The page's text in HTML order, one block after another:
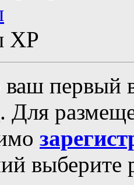
ХР
ваш первый
. Для
выберите